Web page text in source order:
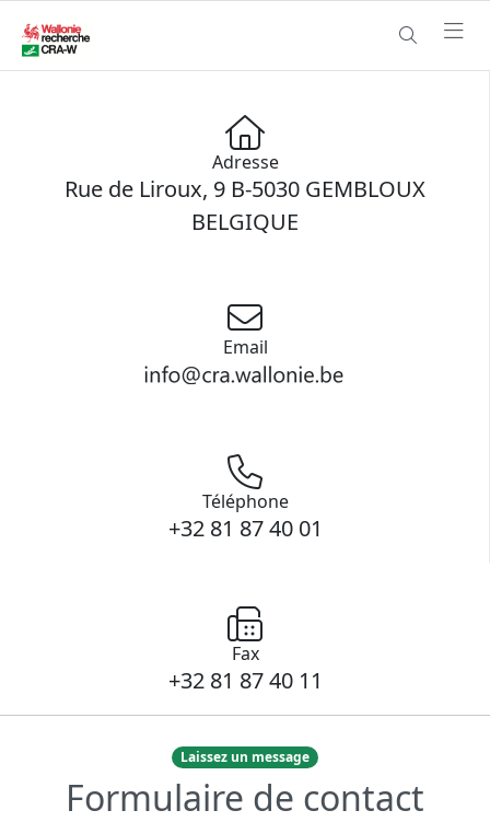
Adresse
Rue de Liroux, 9 B-5030 GEMBLOUX
BELGIQUE
Email
Téléphone
+32 81 87 40 01
Fax
+32 81 87 40 11
Laissez un message
Formulaire de contact